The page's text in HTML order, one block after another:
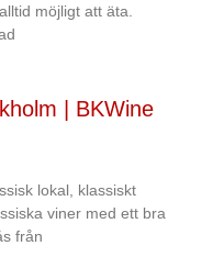
möjligt att äta.
| BKWine
lokal, klassiskt
viner med ett bra
från